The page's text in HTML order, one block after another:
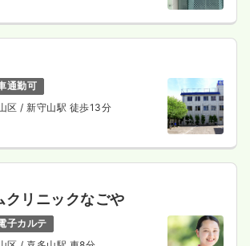
） 一時募集休止
（休憩60分）
28万円以上可
詳細を見る
通勤可
区 / 新守山駅 徒歩13分
クリニックなごや
子カルテ